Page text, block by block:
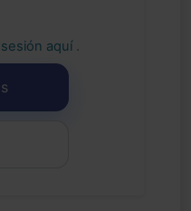
aquí .